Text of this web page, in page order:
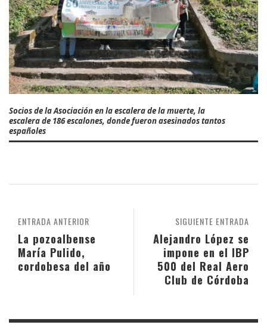
Socios de la Asociación en la escalera de la muerte, la
escalera de 186 escalones, donde fueron asesinados tantos
españoles
SIGUIENTE ENTRADA
Alejandro López se
impone en el IBP
500 del Real Aero
Club de Córdoba
ENTRADA ANTERIOR
La pozoalbense
María Pulido,
cordobesa del año